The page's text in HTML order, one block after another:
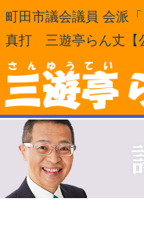
町田市議会議員 会派
真打 三遊亭らん丈【